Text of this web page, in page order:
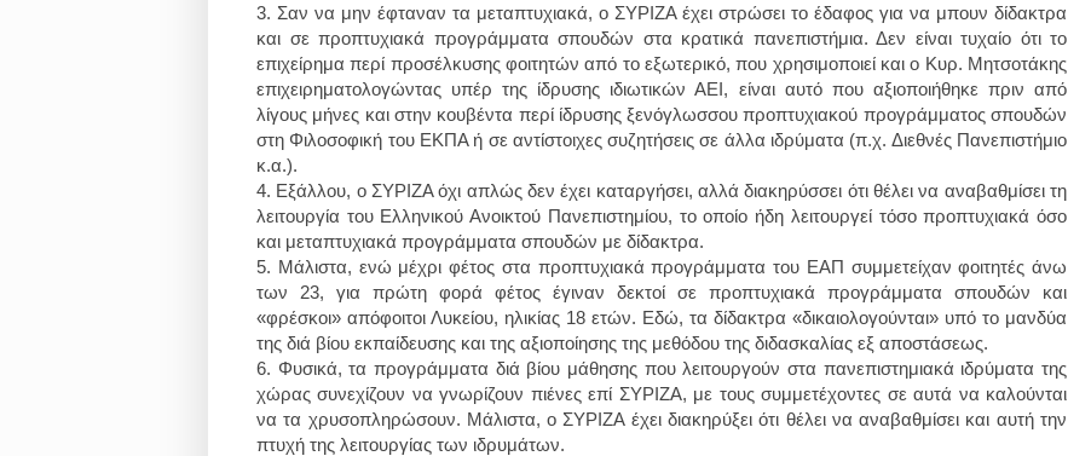
3. Σαν να μην έφταναν τα μεταπτυχιακά, ο ΣΥΡΙΖΑ έχει στρώσει το έδαφος για να μπουν δίδακτρα
και σε προπτυχιακά προγράμματα σπουδών στα κρατικά πανεπιστήμια. Δεν είναι τυχαίο ότι το
επιχείρημα περί προσέλκυσης φοιτητών από το εξωτερικό, που χρησιμοποιεί και ο Κυρ. Μητσοτάκης
επιχειρηματολογώντας υπέρ της ίδρυσης ιδιωτικών ΑΕΙ, είναι αυτό που αξιοποιήθηκε πριν από
λίγους μήνες και στην κουβέντα περί ίδρυσης ξενόγλωσσου προπτυχιακού προγράμματος σπουδών
στη Φιλοσοφική του ΕΚΠΑ ή σε αντίστοιχες συζητήσεις σε άλλα ιδρύματα (π.χ. Διεθνές Πανεπιστήμιο
κ.α.).
4. Εξάλλου, ο ΣΥΡΙΖΑ όχι απλώς δεν έχει καταργήσει, αλλά διακηρύσσει ότι θέλει να αναβαθμίσει τη
λειτουργία του Ελληνικού Ανοικτού Πανεπιστημίου, το οποίο ήδη λειτουργεί τόσο προπτυχιακά όσο
και μεταπτυχιακά προγράμματα σπουδών με δίδακτρα.
5. Μάλιστα, ενώ μέχρι φέτος στα προπτυχιακά προγράμματα του ΕΑΠ συμμετείχαν φοιτητές άνω
των 23, για πρώτη φορά φέτος έγιναν δεκτοί σε προπτυχιακά προγράμματα σπουδών και
«φρέσκοι» απόφοιτοι Λυκείου, ηλικίας 18 ετών. Εδώ, τα δίδακτρα «δικαιολογούνται» υπό το μανδύα
της διά βίου εκπαίδευσης και της αξιοποίησης της μεθόδου της διδασκαλίας εξ αποστάσεως.
6. Φυσικά, τα προγράμματα διά βίου μάθησης που λειτουργούν στα πανεπιστημιακά ιδρύματα της
χώρας συνεχίζουν να γνωρίζουν πιένες επί ΣΥΡΙΖΑ, με τους συμμετέχοντες σε αυτά να καλούνται
να τα χρυσοπληρώσουν. Μάλιστα, ο ΣΥΡΙΖΑ έχει διακηρύξει ότι θέλει να αναβαθμίσει και αυτή την
πτυχή της λειτουργίας των ιδρυμάτων.